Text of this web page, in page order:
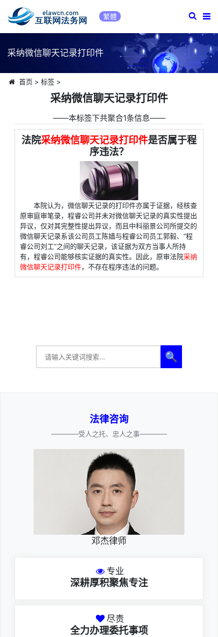
繁體
采纳微信聊天记录打印件
首页 > 标签>
采纳微信聊天记录打印件
――本标签下共聚合1条信息――
法院采纳微信聊天记录打印件是否属于程
序违法？
本院认为，微信聊天记录的打印件亦属于证据，经核查
原审庭审笔录，程睿公司并未对微信聊天记录的真实性提出
异议，仅对其完整性提出异议，而且中科丽景公司所提交的
微信聊天记录系该公司员工陈嫱与程睿公司员工郭毅、“程
睿公司刘工”之间的聊天记录，该证据为双方当事人所持
有，程睿公司能够核实证据的真实性。因此，原审法院采纳
微信聊天记录打印件，不存在程序违法的问题。
🔍
法律咨询
————受人之托、忠人之事————
邓杰律师
专业
深耕厚积聚焦专注
尽责
全力办理委托事项